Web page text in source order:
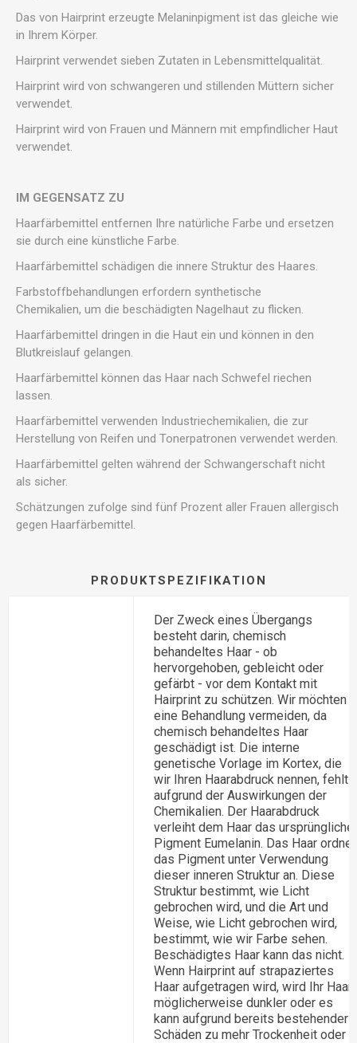
Das von Hairprint erzeugte Melaninpigment ist das gleiche wie
in Ihrem Körper.
Hairprint verwendet sieben Zutaten in Lebensmittelqualität.
Hairprint wird von schwangeren und stillenden Müttern sicher
verwendet.
Hairprint wird von Frauen und Männern mit empfindlicher Haut
verwendet.
IM GEGENSATZ ZU
Haarfärbemittel entfernen Ihre natürliche Farbe und ersetzen
sie durch eine künstliche Farbe.
Haarfärbemittel schädigen die innere Struktur des Haares.
Farbstoffbehandlungen erfordern synthetische
Chemikalien, um die beschädigten Nagelhaut zu flicken.
Haarfärbemittel dringen in die Haut ein und können in den
Blutkreislauf gelangen.
Haarfärbemittel können das Haar nach Schwefel riechen
lassen.
Haarfärbemittel verwenden Industriechemikalien, die zur
Herstellung von Reifen und Tonerpatronen verwendet werden.
Haarfärbemittel gelten während der Schwangerschaft nicht
als sicher.
Schätzungen zufolge sind fünf Prozent aller Frauen allergisch
gegen Haarfärbemittel.
PRODUKTSPEZIFIKATION
Der Zweck eines Übergangs
besteht darin, chemisch
behandeltes Haar - ob
hervorgehoben, gebleicht oder
gefärbt - vor dem Kontakt mit
Hairprint zu schützen. Wir möchten
eine Behandlung vermeiden, da
chemisch behandeltes Haar
geschädigt ist. Die interne
genetische Vorlage im Kortex, die
wir Ihren Haarabdruck nennen, fehlt
aufgrund der Auswirkungen der
Chemikalien. Der Haarabdruck
verleiht dem Haar das ursprüngliche
Pigment Eumelanin. Das Haar ordnet
das Pigment unter Verwendung
dieser inneren Struktur an. Diese
Struktur bestimmt, wie Licht
gebrochen wird, und die Art und
Weise, wie Licht gebrochen wird,
bestimmt, wie wir Farbe sehen.
Beschädigtes Haar kann das nicht.
Wenn Hairprint auf strapaziertes
Haar aufgetragen wird, wird Ihr Haar
möglicherweise dunkler oder es
kann aufgrund bereits bestehender
Schäden zu mehr Trockenheit oder